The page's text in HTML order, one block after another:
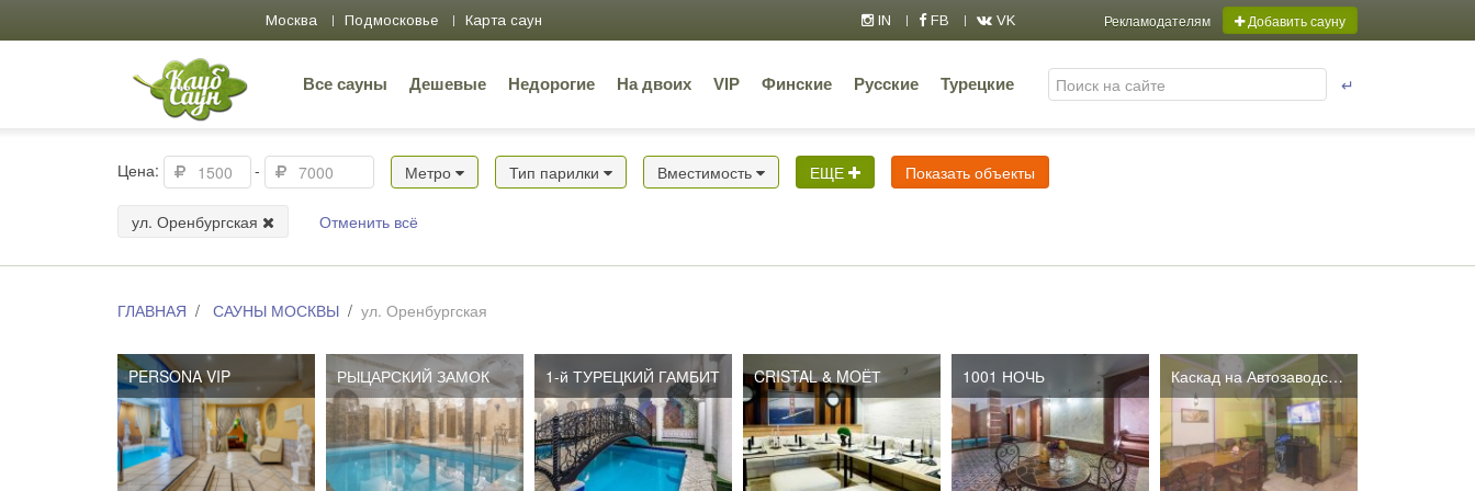
Москва Подмосковье Карта саун IN FB VK Добавить сауну
Рекламодателям
Все сауны Дешевые Недорогие На двоих VIP Финские Русские Турецкие ↵
Цена: - Метро Тип парилки Вместимость ЕЩЕ Показать объекты
ул. Оренбургская Отменить всё
ГЛАВНАЯ САУНЫ МОСКВЫ ул. Оренбургская
PERSONA VIP РЫЦАРСКИЙ ЗАМОК 1-й ТУРЕЦКИЙ ГАМБИТ CRISTAL & MOЁТ 1001 НОЧЬ Каскад на Автозаводской